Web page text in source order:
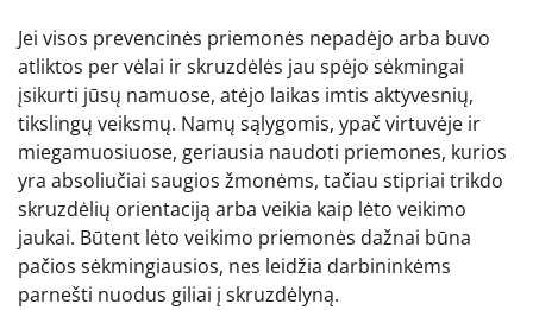
Jei visos prevencinės priemonės nepadėjo arba buvo
atliktos per vėlai ir skruzdėlės jau spėjo sėkmingai
įsikurti jūsų namuose, atėjo laikas imtis aktyvesnių,
tikslingų veiksmų. Namų sąlygomis, ypač virtuvėje ir
miegamuosiuose, geriausia naudoti priemones, kurios
yra absoliučiai saugios žmonėms, tačiau stipriai trikdo
skruzdėlių orientaciją arba veikia kaip lėto veikimo
jaukai. Būtent lėto veikimo priemonės dažnai būna
pačios sėkmingiausios, nes leidžia darbininkėms
parnešti nuodus giliai į skruzdėlyną.